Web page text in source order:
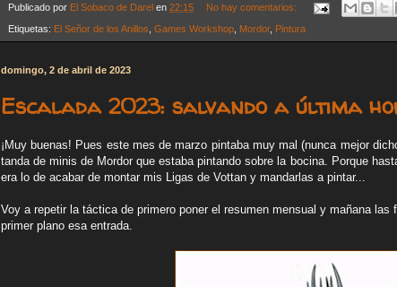
Publicado por El Sobaco de Darel en 22:15 No hay comentarios:
Etiquetas: El Señor de los Anillos, Games Workshop, Mordor, Pintura
domingo, 2 de abril de 2023
Escalada 2023: salvando a última
¡Muy buenas! Pues este mes de marzo pintaba muy mal (nunca mejor
tanda de minis de Mordor que estaba pintando sobre la bocina. Porque
era lo de acabar de montar mis Ligas de Vottan y mandarlas a pintar...
Voy a repetir la táctica de primero poner el resumen mensual y mañana
primer plano esa entrada.